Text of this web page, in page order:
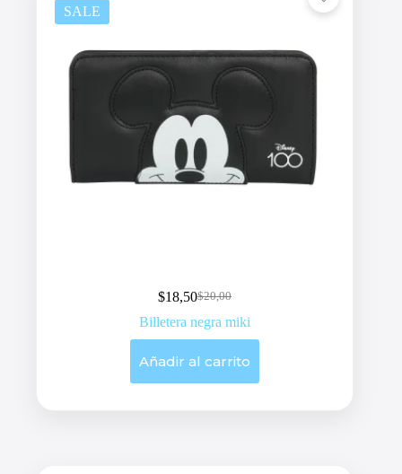
SALE
$20,00
Original
price
$18,50Current
price
Billetera negra miki
Añadir al carrito